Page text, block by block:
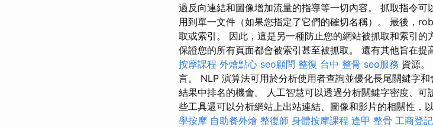
過反向連結和圖像增加流量的指導等一切內容。 抓取指令
用到單一文件（如果您指定了它們的確切名稱）。 最後，
取或索引。 因此，這是另一種防止您的網站被抓取和索引
保證您的所有頁面都會被索引甚至被抓取。 還有其他旨在提
按摩課程 外燴點心 seo顧問 整復 台中 整骨 seo服務 資源
言。 NLP 演算法可用於分析使用者查詢並優化長尾關鍵字
結果中排名的機會。 人工智慧可以透過分析關鍵字密度、
些工具還可以分析網站上出站連結、圖像和影片的相關性
學按摩 自助餐外燴 整復師 身體按摩課程 逢甲 整骨 工商登記